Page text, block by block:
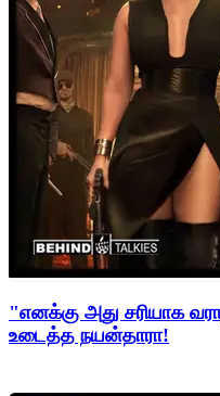
"எனக்கு அது சரியாக
உடைத்த நயன்தாரா!